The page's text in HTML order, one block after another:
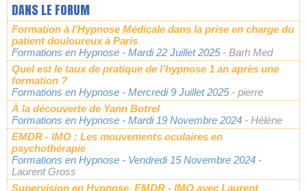
DANS LE FORUM
Formation à l’Hypnose Médicale dans la prise en charge du
patient douloureux à Paris
Formations en Hypnose - Mardi 22 Juillet 2025 - Barh Med
Quel est le taux de pratique de l’hypnose 1 an après une
formation ?
Formations en Hypnose - Mercredi 9 Juillet 2025 - pierre
À la découverte de Yann Botrel
Formations en Hypnose - Mardi 19 Novembre 2024 - Hélène
EMDR - IMO : Les mouvements oculaires en
psychothérapie
Formations en Hypnose - Vendredi 15 Novembre 2024 -
Laurent Gross
Supervision en Hypnose, EMDR - IMO avec Laurent